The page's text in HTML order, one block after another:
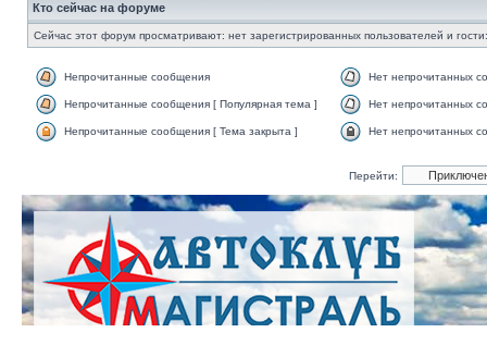
Кто сейчас на форуме
Сейчас этот форум просматривают: нет зарегистрированных пользователей и
Непрочитанные сообщения Нет непрочитанных
Непрочитанные сообщения [ Популярная тема ] Нет непрочитанных
Непрочитанные сообщения [ Тема закрыта ] Нет непрочитанных
Перейти: